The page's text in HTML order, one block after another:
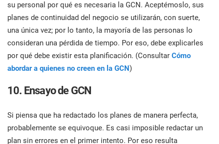
su personal por qué es necesaria la GCN. Aceptémoslo, sus
planes de continuidad del negocio se utilizarán, con suerte,
una única vez; por lo tanto, la mayoría de las personas lo
consideran una pérdida de tiempo. Por eso, debe explicarles
por qué debe existir esta planificación. (Consultar Cómo
abordar a quienes no creen en la GCN)
10. Ensayo de GCN
Si piensa que ha redactado los planes de manera perfecta,
probablemente se equivoque. Es casi imposible redactar un
plan sin errores en el primer intento. Por eso resulta